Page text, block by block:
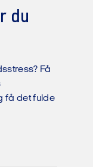
du
Få
få det fulde